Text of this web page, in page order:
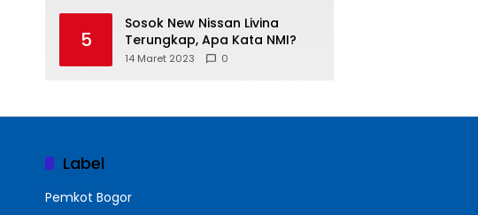
5
Sosok New Nissan Livina
Terungkap, Apa Kata NMI?
14 Maret 2023 0
Label
Pemkot Bogor